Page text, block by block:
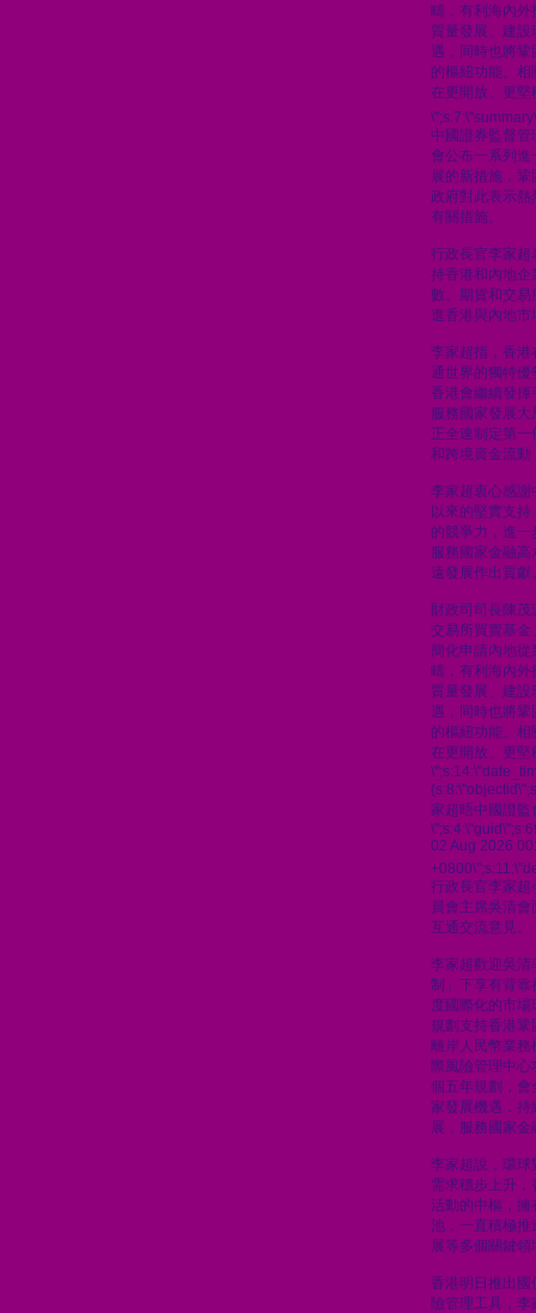
疇，有利海內外
質量發展、建
遇，同時也將
的樞紐功能。
在更開放、更堅
中國證券監督管
會公布一系列進
展的新措施，
政府對此表示熱
有關措施。
行政長官李家超
持香港和內地企
數、期貨和交
進香港與內地市
李家超指，香港
通世界的獨特優
香港會繼續發揮
服務國家發展
正全速制定第
和跨境資金流動
李家超衷心感謝
以來的堅實支
的競爭力，進
服務國家金融
遠發展作出貢獻
財政司司長陳
交易所買賣基金
簡化申請內地
疇，有利海內外
質量發展、建
遇，同時也將
的樞紐功能。
在更開放、更堅
家超晤中國證監
02 Aug 2026
行政長官李家超
員會主席吳清
互通交流意見。
李家超歡迎吳清
制」下享有背靠
度國際化的市
規劃支持香港
離岸人民幣業務
際風險管理中
個五年規劃，會
家發展機遇，持
展，服務國家
李家超說，環球
需求穩步上升
活動的中樞，擁
池，一直積極推
展等多個關鍵領
香港明日推出國
險管理工具，